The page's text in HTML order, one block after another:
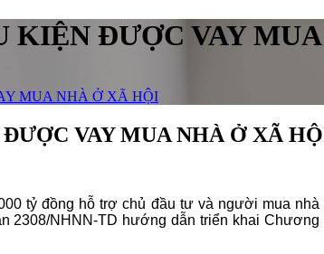
KIỆN ĐƯỢC VAY
MUA NHÀ Ở XÃ HỘI
VAY MUA NHÀ Ở XÃ
tỷ đồng hỗ trợ chủ đầu tư và người mua
2308/NHNN-TD hướng dẫn triển khai Chương